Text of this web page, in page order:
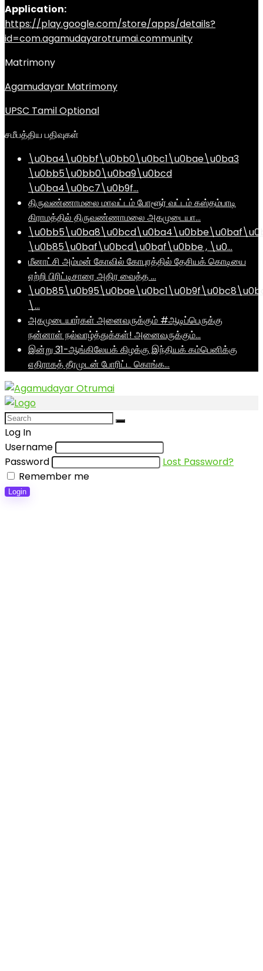
Application:
https://play.google.com/store/apps/details?
id=com.agamudayarotrumai.community
Matrimony
Agamudayar Matrimony
UPSC Tamil Optional
சமீபத்திய பதிவுகள்
\u0ba4\u0bbf\u0bb0\u0bc1\u0bae\u0ba3
\u0bb5\u0bb0\u0ba9\u0bcd
\u0ba4\u0bc7\u0b9f…
திருவண்ணாமலை மாவட்டம் போளூர் வட்டம் கஸ்தம்பாடி
கிராமத்தில் திருவண்ணாமலை அகமுடையா…
\u0b85\u0baf\u0bcd\u0baf\u0bbe , \u0…
மீனாட்சி அம்மன் கோவில் கோபுரத்தில் தேசியக் கொடியை
ஏற்றி பிரிட்டிசாரை அதிர வைத்த …
\…
அகமுடையார்கள் அனைவருக்கும் #ஆடிப்பெருக்கு
நன்னாள் நல்வாழ்த்துக்கள்! அனைவருக்கும்…
இன்று 31-ஆங்கிலேயக் கிழக்கு இந்தியக் கம்பெனிக்கு
எதிராகத் தீரமுடன் போரிட்ட கொங்க…
Log In
Username
Password
Lost Password?
Remember me
Login